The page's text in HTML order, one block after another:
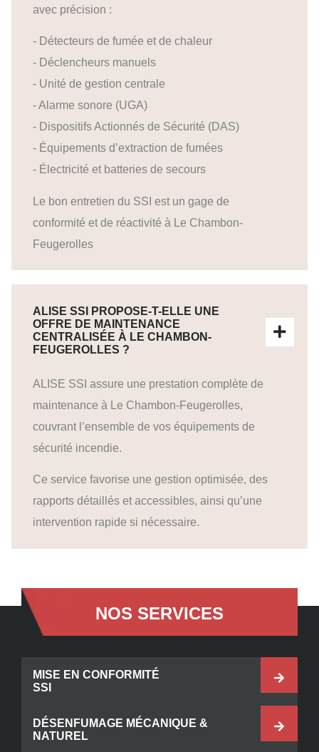
avec précision :
- Détecteurs de fumée et de chaleur
- Déclencheurs manuels
- Unité de gestion centrale
- Alarme sonore (UGA)
- Dispositifs Actionnés de Sécurité (DAS)
- Équipements d’extraction de fumées
- Électricité et batteries de secours
Le bon entretien du SSI est un gage de
conformité et de réactivité à Le Chambon-
Feugerolles
ALISE SSI PROPOSE-T-ELLE UNE
OFFRE DE MAINTENANCE
CENTRALISÉE À LE CHAMBON-
FEUGEROLLES ?
ALISE SSI assure une prestation complète de
maintenance à Le Chambon-Feugerolles,
couvrant l’ensemble de vos équipements de
sécurité incendie.
Ce service favorise une gestion optimisée, des
rapports détaillés et accessibles, ainsi qu’une
intervention rapide si nécessaire.
NOS SERVICES
MISE EN CONFORMITÉ
SSI
DÉSENFUMAGE MÉCANIQUE &
NATUREL